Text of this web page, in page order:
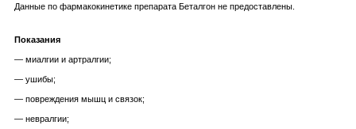
Данные по фармакокинетике препарата Беталгон не предоставлены.
Показания
— миалгии и артралгии;
— ушибы;
— повреждения мышц и связок;
— невралгии;